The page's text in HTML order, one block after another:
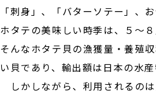
「刺身」、「バターソテー」、
ホタテの美味しい時季は、５～
そんなホタテ貝の漁獲量・養殖
い貝であり、輸出額は日本の水産
しかしながら、利用されるの